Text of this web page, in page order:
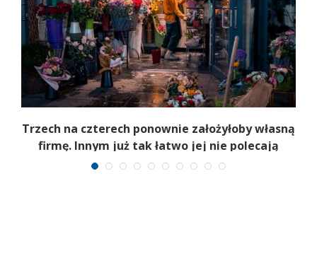
Trzech na czterech ponownie założyłoby własną
firmę. Innym już tak łatwo jej nie polecają